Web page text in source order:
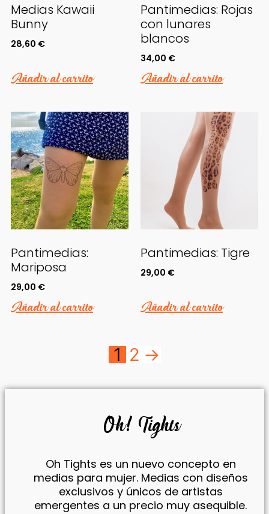
Medias Kawaii
Bunny
28,60 €
Añadir al carrito
Pantimedias: Rojas
con lunares
blancos
34,00 €
Añadir al carrito
Pantimedias:
Mariposa
29,00 €
Añadir al carrito
Pantimedias: Tigre
29,00 €
Añadir al carrito
1 2 →
Oh! Tights
Oh Tights es un nuevo concepto en
medias para mujer. Medias con diseños
exclusivos y únicos de artistas
emergentes a un precio muy asequible.